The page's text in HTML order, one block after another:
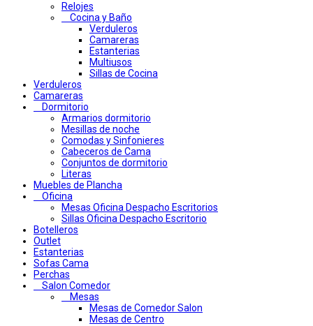
Relojes
Cocina y Baño
Verduleros
Camareras
Estanterias
Multiusos
Sillas de Cocina
Verduleros
Camareras
Dormitorio
Armarios dormitorio
Mesillas de noche
Comodas y Sinfonieres
Cabeceros de Cama
Conjuntos de dormitorio
Literas
Muebles de Plancha
Oficina
Mesas Oficina Despacho Escritorios
Sillas Oficina Despacho Escritorio
Botelleros
Outlet
Estanterias
Sofas Cama
Perchas
Salon Comedor
Mesas
Mesas de Comedor Salon
Mesas de Centro